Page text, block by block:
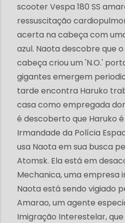
scooter Vespa 180 SS
ressuscitação
acerta na cabeça com
azul. Naota descobre que
cabeça criou um 'N.O.'
gigantes emergem
tarde encontra Haruko
casa como empregada
é descoberto que Haruko
Irmandade da Polícia
usa Naota em sua busca
Atomsk. Ela está em
Mechanica, uma empresa
Naota está sendo vigiado
Amarao, um agente
Imigração Interestelar,